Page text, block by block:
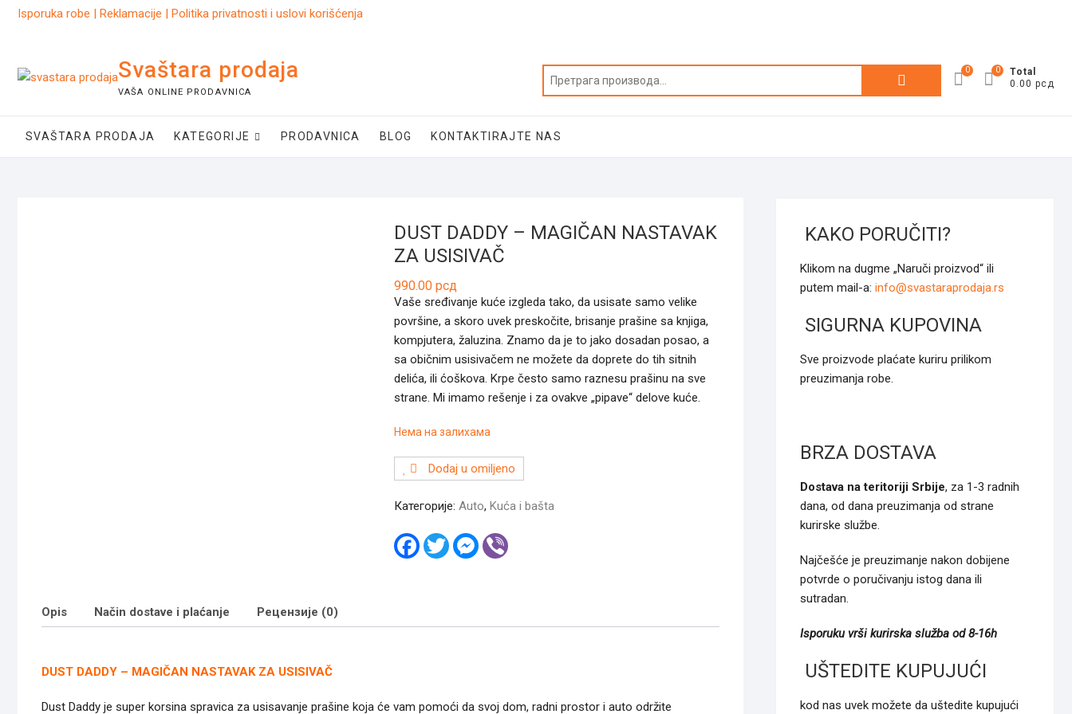
SkipIsporuka robe | Reklamacije | Politika privatnosti i uslovi korišćenja
Svaštara prodaja
VAŠA ONLINE PRODAVNICA
Претрага
0
Total
0.00 рсд
0
SVAŠTARA PRODAJA KATEGORIJE PRODAVNICA BLOG KONTAKTIRAJTE NAS
DUST DADDY – MAGIČAN NASTAVAK
ZA USISIVAČ
990.00 рсд
Vaše sređivanje kuće izgleda tako, da usisate samo velike
površine, a skoro uvek preskočite, brisanje prašine sa knjiga,
kompjutera, žaluzina. Znamo da je to jako dosadan posao, a
sa običnim usisivačem ne možete da doprete do tih sitnih
delića, ili ćoškova. Krpe često samo raznesu prašinu na sve
strane. Mi imamo rešenje i za ovakve „pipave“ delove kuće.
Нема на залихама
Dodaj u omiljeno
Категорије: Auto, Kuća i bašta
F
a
k
T
w
M
e
e
Opis
Način dostave i plaćanje Рецензије (0)
DUST DADDY – MAGIČAN NASTAVAK ZA USISIVAČ
Dust Daddy je super korsina spravica za usisavanje prašine koja će vam pomoći da svoj dom, radni prostor i auto održite
KAKO PORUČITI?
Klikom na dugme „Naruči proizvod“ ili
putem mail-a: info@svastaraprodaja.rs
SIGURNA KUPOVINA
Sve proizvode plaćate kuriru prilikom
preuzimanja robe.
BRZA DOSTAVA
Dostava na teritoriji Srbije, za 1-3 radnih
dana, od dana preuzimanja od strane
kurirske službe.
Najčešće je preuzimanje nakon dobijene
potvrde o poručivanju istog dana ili
sutradan.
Isporuku vrši kurirska služba od 8-16h
UŠTEDITE KUPUJUĆI
kod nas uvek možete da uštedite kupujući